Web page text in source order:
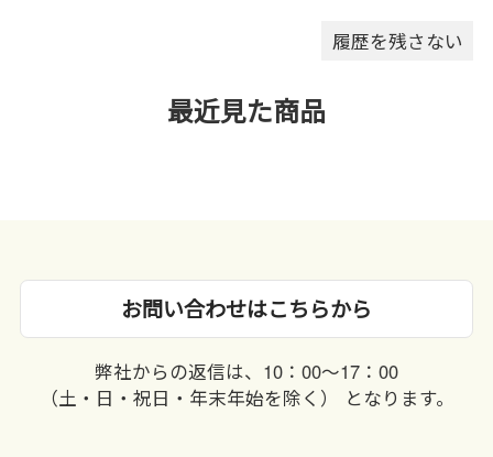
履歴を残さない
最近見た商品
お問い合わせはこちらから
弊社からの返信は、10：00〜17：00
（土・日・祝日・年末年始を除く） となります。